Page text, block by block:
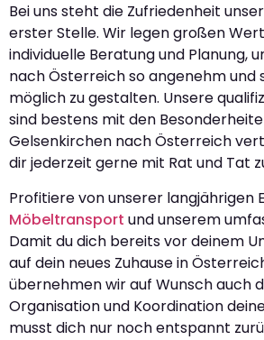
Bei uns steht die Zufriedenheit
erster Stelle. Wir legen großen
individuelle Beratung und Planung,
nach Österreich so angenehm und
möglich zu gestalten. Unsere
sind bestens mit den
Gelsenkirchen nach Österreich
dir jederzeit gerne mit Rat und Tat
Profitiere von unserer langjährigen
Möbeltransport und unserem
Damit du dich bereits vor deinem
auf dein neues Zuhause in
übernehmen wir auf Wunsch auch
Organisation und Koordination
musst dich nur noch entspannt